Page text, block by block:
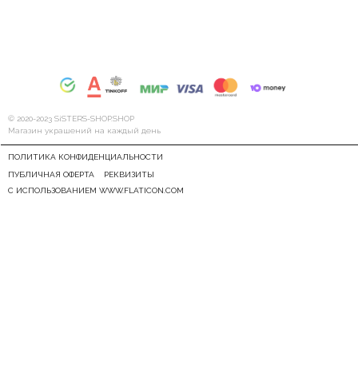
© 2020-2023 SiSTERS-SHOP.SHOP
Магазин украшений на каждый день
РЕКВИЗИТЫ
ПОЛИТИКА КОНФИДЕНЦИАЛЬНОСТИ
ПУБЛИЧНАЯ ОФЕРТА
С ИСПОЛЬЗОВАНИЕМ WWW.FLATICON.COM